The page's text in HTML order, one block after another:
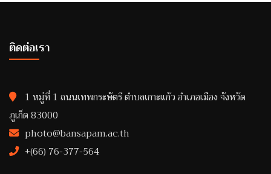
ติดต่อเรา
1 หมู่ที่ 1 ถนนเทพกระษัตรี ตำบลเกาะแก้ว อำเภอเมือง จังหวัด
ภูเก็ต 83000
photo@bansapam.ac.th
+(66) 76-377-564